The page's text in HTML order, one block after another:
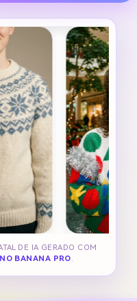
DE IA GERADO COM
BANANA PRO.